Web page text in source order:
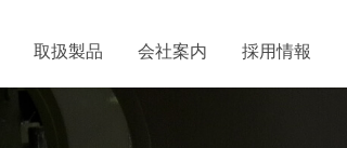
取扱製品 会社案内 採用情報